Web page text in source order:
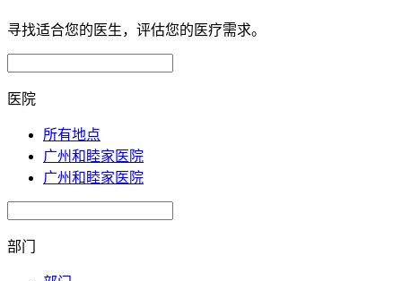
寻找适合您的医生，评估您的医疗需求。
医院
所有地点
广州和睦家医院
广州和睦家医院
部门